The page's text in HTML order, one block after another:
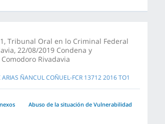
Tribunal Oral en lo Criminal Federal
22/08/2019 Condena y
Rivadavia
ÑANCUL COÑUEL-FCR 13712 2016 TO1
Abuso de la situación de Vulnerabilidad